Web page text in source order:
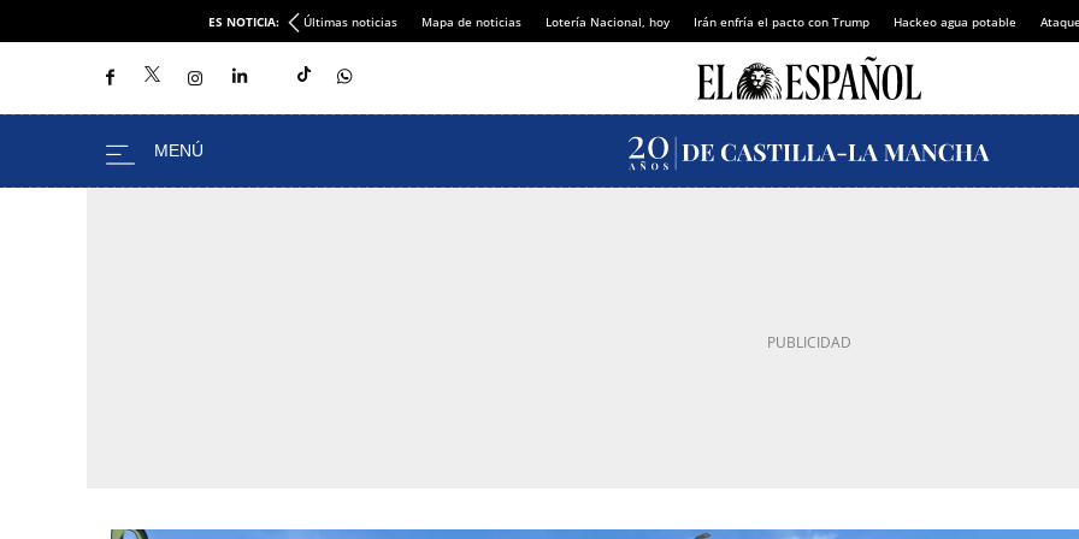
ES NOTICIA: Últimas noticias Mapa de noticias Lotería Nacional, hoy Irán enfría el pacto con Trump Hackeo agua potable